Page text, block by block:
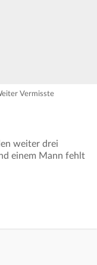
Vermisste
weiter drei
einem Mann fehlt